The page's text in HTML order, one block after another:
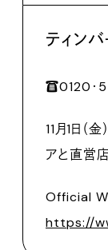
ティン
☎️0120･
11月1日（
アと直営
Official
https://